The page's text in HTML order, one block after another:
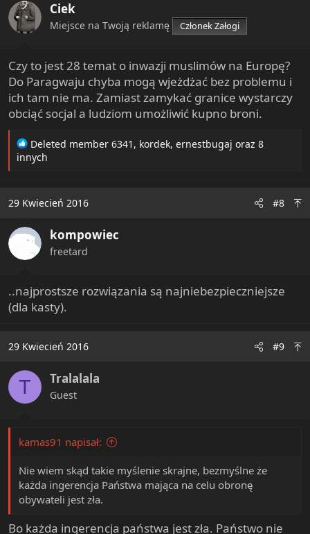
o
n
s
Ciek
Miejsce na Twoją reklamę Członek Załogi
Czy to jest 28 temat o inwazji muslimów na Europę?
Do Paragwaju chyba mogą wjeżdżać bez problemu i
ich tam nie ma. Zamiast zamykać granice wystarczy
obciąć socjal a ludziom umożliwić kupno broni.
R
e
i
n
:
Deleted member 6341 , kordek, ernestbugaj oraz 8
innych
29 Kwiecień 2016 #8
kompowiec
freetard
..najprostsze rozwiązania są najniebezpieczniejsze
(dla kasty).
29 Kwiecień 2016 #9
T Tralalala
Guest
kamas91 napisał:
Nie wiem skąd takie myślenie skrajne, bezmyślne że
każda ingerencja Państwa mająca na celu obronę
obywateli jest zła.
Bo każda ingerencja państwa jest zła. Państwo nie